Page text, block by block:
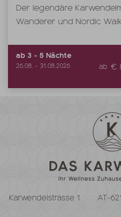
Der legendäre
Wanderer und Nordic
ab 3 - 5 Nächte
26.08. - 31.08.2026 ab €
Karwendelstrasse 1 AT-